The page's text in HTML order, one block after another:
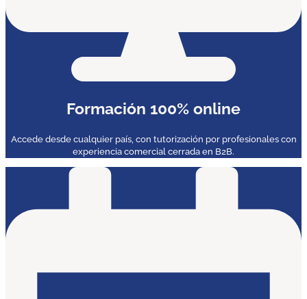
Formación 100% online
Accede desde cualquier país, con tutorización por profesionales con
experiencia comercial cerrada en B2B.